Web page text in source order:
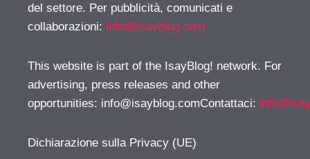
del settore. Per pubblicità, comunicati e
collaborazioni: info@isayblog.com
This website is part of the IsayBlog! network. For
advertising, press releases and other
opportunities: info@isayblog.comContattaci:
Dichiarazione sulla Privacy (UE)